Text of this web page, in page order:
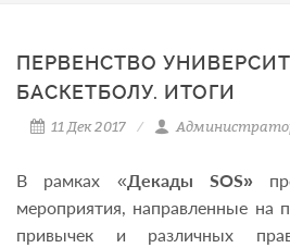
ПЕРВЕНСТВО
БАСКЕТБОЛУ. ИТОГИ
11 Дек 2017
В рамках «Декады SOS»
мероприятия, направленные на
привычек и различных